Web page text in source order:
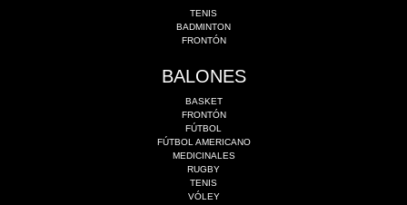
TENIS
BADMINTON
FRONTÓN
BALONES
BASKET
FRONTÓN
FÚTBOL
FÚTBOL AMERICANO
MEDICINALES
RUGBY
TENIS
VÓLEY